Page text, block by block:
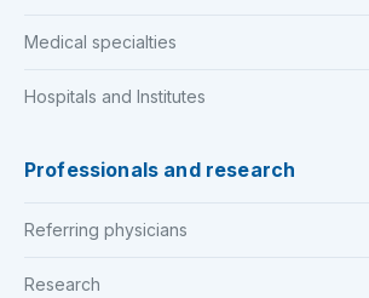
Medical specialties
Hospitals and Institutes
Professionals and research
Referring physicians
Research